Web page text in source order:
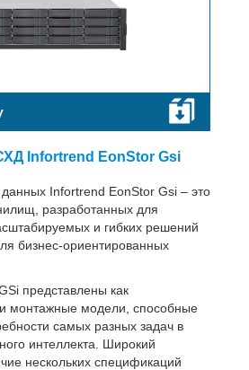
Infortrend EonStor Gsi
Infortrend EonStor Gsi – это
разработанных для
и гибких решений
бизнес-ориентированных
представлены как
монтажные модели, способные
самых разных задач в
интеллекта. Широкий
нескольких спецификаций